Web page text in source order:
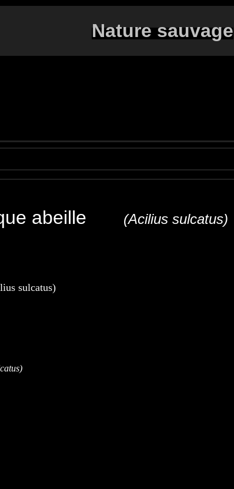
Nature sauvage
abeille (Acilius sulcatus)